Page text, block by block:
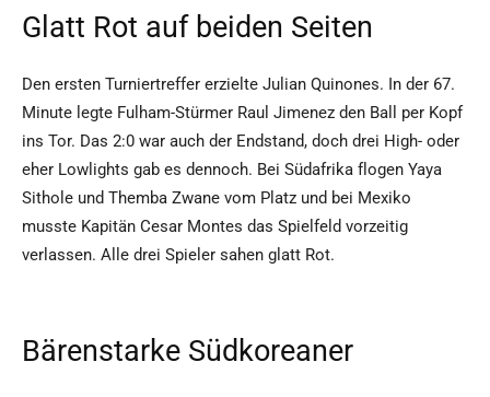
Glatt Rot auf beiden Seiten
Den ersten Turniertreffer erzielte Julian Quinones. In der 67.
Minute legte Fulham-Stürmer Raul Jimenez den Ball per Kopf
ins Tor. Das 2:0 war auch der Endstand, doch drei High- oder
eher Lowlights gab es dennoch. Bei Südafrika flogen Yaya
Sithole und Themba Zwane vom Platz und bei Mexiko
musste Kapitän Cesar Montes das Spielfeld vorzeitig
verlassen. Alle drei Spieler sahen glatt Rot.
Bärenstarke Südkoreaner